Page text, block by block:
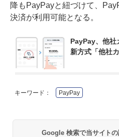
降もPayPayと紐づけて、
決済が利用可能となる。
PayPay、他
新方式「他社
キーワード： PayPay
Google 検索で当サイト